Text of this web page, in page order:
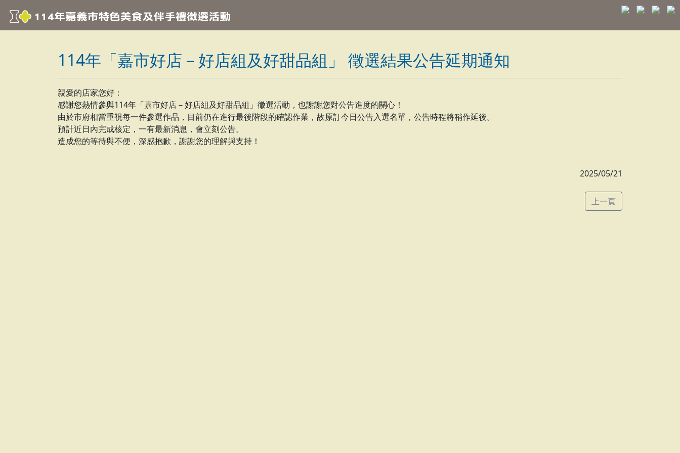
114年「嘉市好店－好店組及好甜品組」 徵選結果公告延期通知
親愛的店家您好：
感謝您熱情參與114年「嘉市好店－好店組及好甜品組」徵選活動，也謝謝您對公告進度的關心！
由於市府相當重視每一件參選作品，目前仍在進行最後階段的確認作業，故原訂今日公告入選名單，公告時程將稍作延後。
預計近日內完成核定，一有最新消息，會立刻公告。
造成您的等待與不便，深感抱歉，謝謝您的理解與支持！
2025/05/21
上一頁